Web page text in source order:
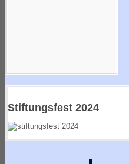
Stiftungsfest 2024